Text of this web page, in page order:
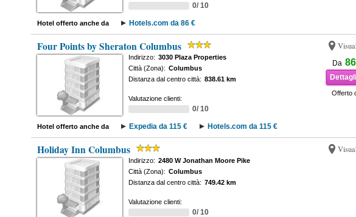
0/ 10
Hotel offerto anche da Hotels.com da 86 €
Four Points by Sheraton Columbus
Da
Offerto
Indirizzo: 3030 Plaza Properties
Città (Zona): Columbus
Distanza dal centro città: 838.61 km
Valutazione clienti:
0/ 10
Hotel offerto anche da Expedia da 115 € Hotels.com da 115 €
Holiday Inn Columbus
Indirizzo: 2480 W Jonathan Moore Pike
Città (Zona): Columbus
Distanza dal centro città: 749.42 km
Valutazione clienti:
0/ 10